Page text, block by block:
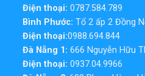
Điện thoại: 0787.584.789
Bình Phước: Tổ 2 ấp 2 Đồng
Điện thoại:0988.694.844
Đà Nẵng 1: 666 Nguyễn Hữu
Điện thoại: 0937.04.9966